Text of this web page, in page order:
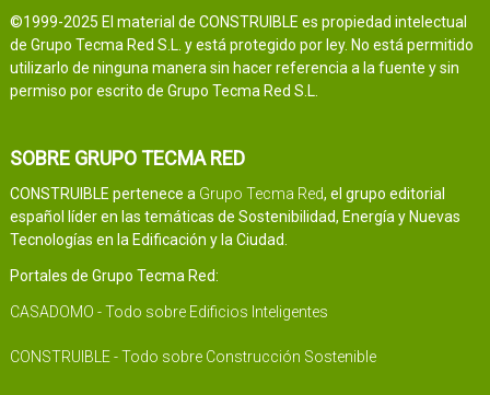
©1999-2025 El material de CONSTRUIBLE es propiedad intelectual
de Grupo Tecma Red S.L. y está protegido por ley. No está permitido
utilizarlo de ninguna manera sin hacer referencia a la fuente y sin
permiso por escrito de Grupo Tecma Red S.L.
SOBRE GRUPO TECMA RED
CONSTRUIBLE pertenece a Grupo Tecma Red, el grupo editorial
español líder en las temáticas de Sostenibilidad, Energía y Nuevas
Tecnologías en la Edificación y la Ciudad.
Portales de Grupo Tecma Red:
CASADOMO - Todo sobre Edificios Inteligentes
CONSTRUIBLE - Todo sobre Construcción Sostenible